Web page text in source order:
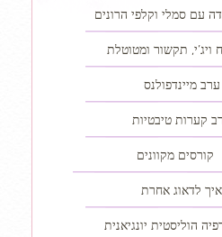
עם סמלי וקלפי הרונים
ויג’י, תקשור ומטוטלת
ערב מיינדפולנס
קערות טיבטיות
קורסים מקוונים
איך לדאוג אחרת
הוליסטית יונגיאנית